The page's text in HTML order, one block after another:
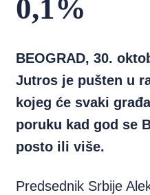
0,1%
BEOGRAD, 30.
Jutros je pušten u
kojeg će svaki
poruku kad god se
posto ili više.
Predsednik Srbije